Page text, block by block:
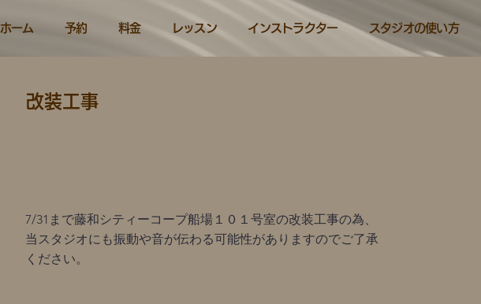
ホーム 予約 料金 レッスン インストラクター スタジオの使い方
改装工事
7/31まで藤和シティーコープ船場１０１号室の改装工事の為、
当スタジオにも振動や音が伝わる可能性がありますのでご了承
ください。